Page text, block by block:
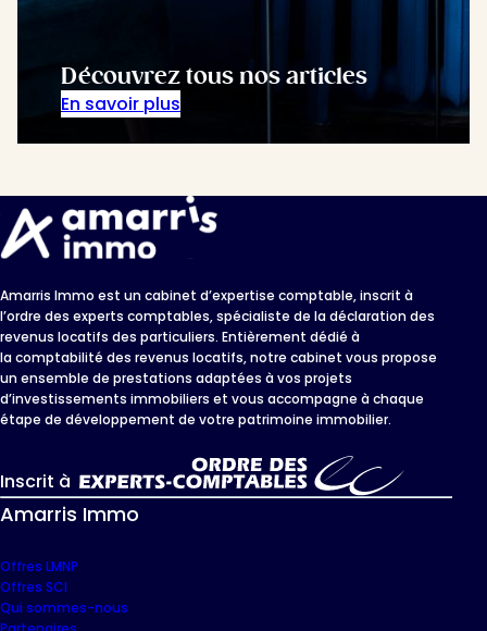
Découvrez tous nos articles
En savoir plus
Amarris Immo est un cabinet d’expertise comptable, inscrit à
l’ordre des experts comptables, spécialiste de la déclaration des
revenus locatifs des particuliers. Entièrement dédié à
la comptabilité des revenus locatifs, notre cabinet vous propose
un ensemble de prestations adaptées à vos projets
d’investissements immobiliers et vous accompagne à chaque
étape de développement de votre patrimoine immobilier.
Inscrit à
Amarris Immo
Offres LMNP
Offres SCI
Qui sommes-nous